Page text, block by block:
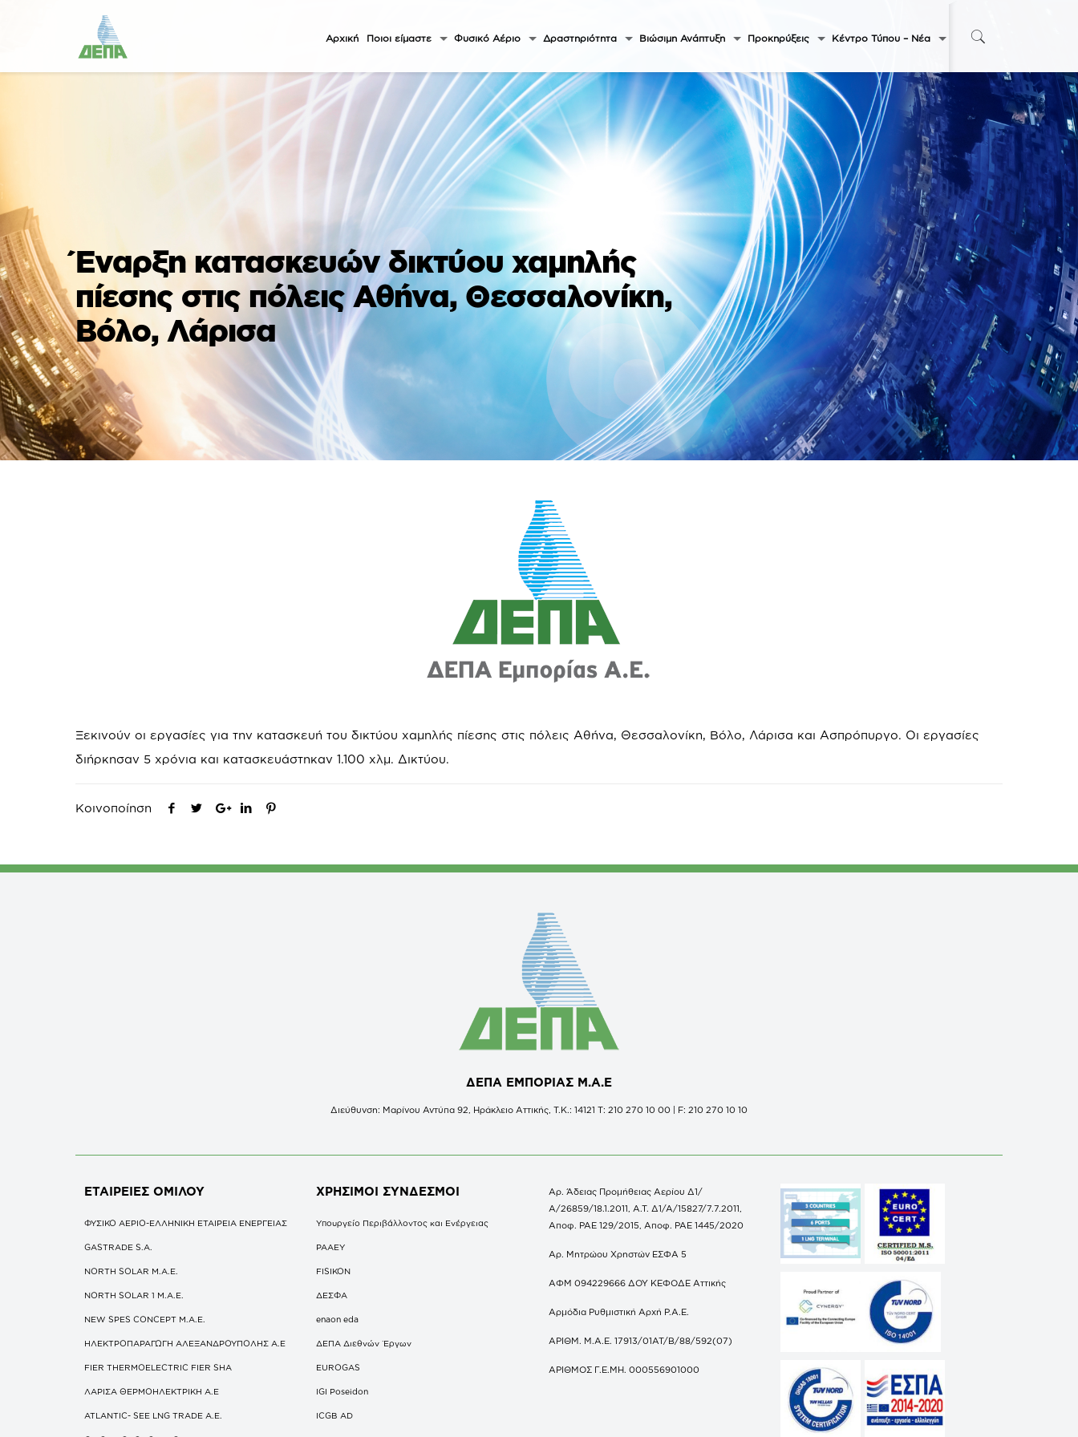
Αρχική Ποιοι είμαστε Φυσικό Αέριο Δραστηριότητα Βιώσιμη Ανάπτυξη Προκηρύξεις Κέντρο Τύπου – Νέα
Έναρξη κατασκευών δικτύου χαμηλής
πίεσης στις πόλεις Αθήνα, Θεσσαλονίκη,
Βόλο, Λάρισα
Ξεκινούν οι εργασίες για την κατασκευή του δικτύου χαμηλής πίεσης στις πόλεις Αθήνα, Θεσσαλονίκη, Βόλο, Λάρισα και Ασπρόπυργο. Οι εργασίες
διήρκησαν 5 χρόνια και κατασκευάστηκαν 1.100 χλμ. Δικτύου.
Κοινοποίηση
ΔΕΠΑ ΕΜΠΟΡΙΑΣ Μ.Α.Ε
Διεύθυνση: Μαρίνου Αντύπα 92, Ηράκλειο Αττικής, Τ.Κ.: 14121 Τ: 210 270 10 00 | F: 210 270 10 10
ΕΤΑΙΡΕΙΕΣΟΜΙΛΟΥ
ΦΥΣΙΚΟ ΑΕΡΙΟ-ΕΛΛΗΝΙΚΗ ΕΤΑΙΡΕΙΑ ΕΝΕΡΓΕΙΑΣ
GASTRADE S.A.
NORTH SOLAR M.Α.Ε.
NORTH SOLAR 1 M.Α.Ε.
NEW SPES CONCEPT Μ.Α.Ε.
ΗΛΕΚΤΡΟΠΑΡΑΓΩΓΗ ΑΛΕΞΑΝΔΡΟΥΠΟΛΗΣ A.E
FIER THERMOELECTRIC FIER SHA
ΛΑΡΙΣΑ ΘΕΡΜΟΗΛΕΚΤΡΙΚΗ A.E
ATLANTIC- SEE LNG TRADE A.E.
ΧΡΗΣΙΜΟΙ ΣΥΝΔΕΣΜΟΙ
Υπουργείο Περιβάλλοντος και Ενέργειας
ΡΑΑΕΥ
FISIKON
ΔΕΣΦΑ
enaon eda
ΔΕΠΑ Διεθνών Έργων
EUROGAS
IGI Poseidon
ICGB AD
Αρ. Άδειας Προμήθειας Αερίου Δ1/
Α/26859/18.1.2011, Α.Τ. Δ1/Α/15827/7.7.2011,
Αποφ. ΡΑΕ 129/2015, Αποφ. ΡΑΕ 1445/2020
Αρ. Μητρώου Χρηστών ΕΣΦΑ 5
ΑΦΜ 094229666 ΔΟΥ ΚΕΦΟΔΕ Αττικής
Αρμόδια Ρυθμιστική Αρχή Ρ.Α.Ε.
ΑΡΙΘΜ. Μ.Α.Ε. 17913/01ΑΤ/Β/88/592(07)
ΑΡΙΘΜΟΣ Γ.Ε.ΜΗ. 000556901000